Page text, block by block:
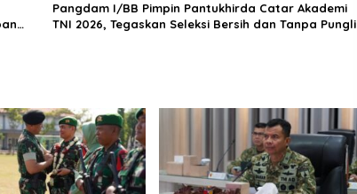
Pangdam I/BB Pimpin Pantukhirda Catar Akademi
TNI 2026, Tegaskan Seleksi Bersih dan Tanpa Pungli